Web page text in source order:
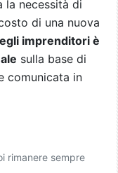
la necessità di
di una nuova
imprenditori è
sulla base di
comunicata in
rimanere sempre